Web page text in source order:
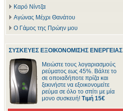
Καρό Νίντζα
Αγώνας Μέχρι Θανάτου
Ο Γάμος της Πρώην μου
ΣΥΣΚΕΥΕΣ ΕΞΟΙΚΟΝΟΜΙΣΗΣ ΕΝΕΡΓΕΙΑΣ
Μειώστε τους λογαριασμούς
ρεύματος εως 45%. Βάλτε το
σε οποιαδήποτε πρίζα και
ξεκινήστε να εξοικονομείτε
ρεύμα σε όλο το σπίτι με μία
μονο συσκευή! Τιμή 15€